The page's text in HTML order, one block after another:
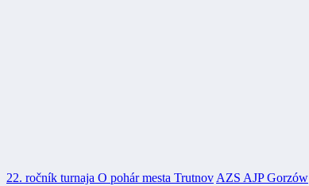
22. ročník turnaja O pohár mesta Trutnov AZS AJP Gorzów